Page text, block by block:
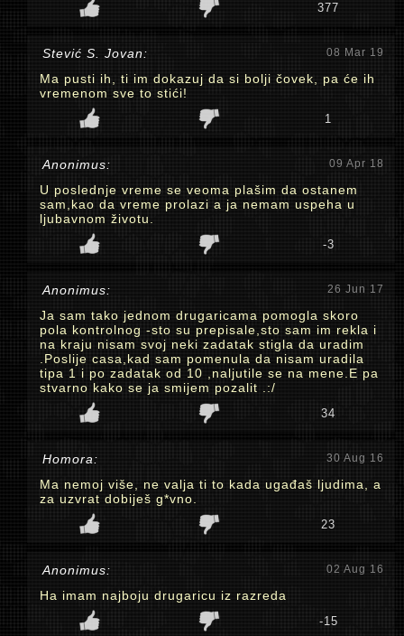
377
Stević S. Jovan: 08 Mar 19
Ma pusti ih, ti im dokazuj da si bolji čovek, pa će ih
vremenom sve to stići!
1
Anonimus: 09 Apr 18
U poslednje vreme se veoma plašim da ostanem
sam,kao da vreme prolazi a ja nemam uspeha u
ljubavnom životu.
-3
Anonimus: 26 Jun 17
Ja sam tako jednom drugaricama pomogla skoro
pola kontrolnog -sto su prepisale,sto sam im rekla i
na kraju nisam svoj neki zadatak stigla da uradim
.Poslije casa,kad sam pomenula da nisam uradila
tipa 1 i po zadatak od 10 ,naljutile se na mene.E pa
stvarno kako se ja smijem pozalit .:/
34
Homora: 30 Aug 16
Ma nemoj više, ne valja ti to kada ugađaš ljudima, a
za uzvrat dobiješ g*vno.
23
Anonimus: 02 Aug 16
Ha imam najboju drugaricu iz razreda
-15